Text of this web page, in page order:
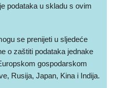
podataka u skladu s ovim
se prenijeti u sljedeće
o zaštiti podataka jednake
gospodarskom
Rusija, Japan, Kina i Indija.